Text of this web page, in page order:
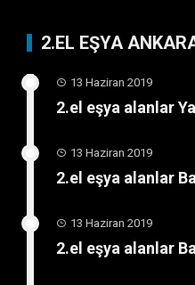
2.EL EŞYA
13 Haziran 2019
2.el eşya alanlar
13 Haziran 2019
2.el eşya alanlar
13 Haziran 2019
2.el eşya alanlar